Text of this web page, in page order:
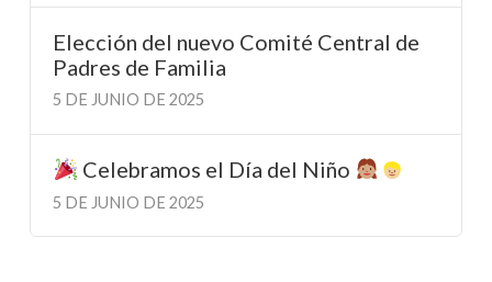
Elección del nuevo Comité Central de
Padres de Familia
5 DE JUNIO DE 2025
Celebramos el Día del Niño
5 DE JUNIO DE 2025